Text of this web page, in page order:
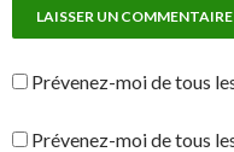
Prévenez-moi de tous
Prévenez-moi de tous